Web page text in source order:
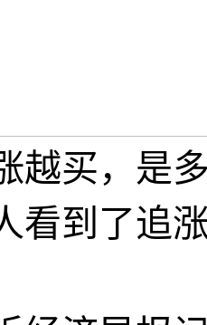
买，是多
看到了追